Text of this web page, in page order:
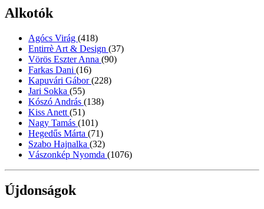
Alkotók
Agócs Virág (418)
Entirrè Art & Design (37)
Vörös Eszter Anna (90)
Farkas Dani (16)
Kapuvári Gábor(228)
Jari Sokka (55)
Kószó András (138)
Kiss Anett (51)
Nagy Tamás (101)
Hegedűs Márta (71)
Szabo Hajnalka (32)
Vászonkép Nyomda (1076)
Újdonságok